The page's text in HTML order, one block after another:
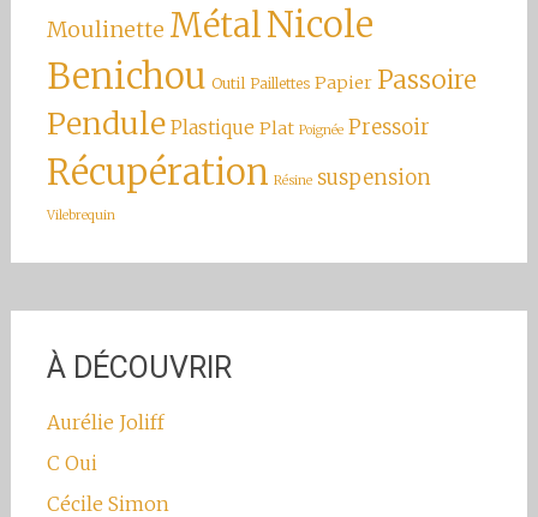
Moulinette MétalNicole
Benichou Outil Paillettes Papier Passoire
Pendule Plastique Plat Poignée Pressoir
Récupération Résine suspension
Vilebrequin
À DÉCOUVRIR
Aurélie Joliff
C Oui
Cécile Simon